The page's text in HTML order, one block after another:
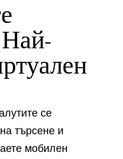
се
търсене и
мобилен